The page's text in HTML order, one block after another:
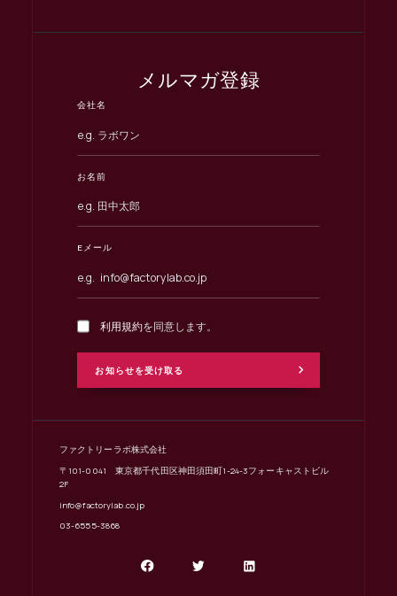
メルマガ登録
会社名
お名前
Eメール
利用規約を同意します。
ファクトリーラボ株式会社
〒101-0041 東京都千代田区神田須田町1-24-3フォーキャストビル
2F
info@factorylab.co.jp
03-6555-3868